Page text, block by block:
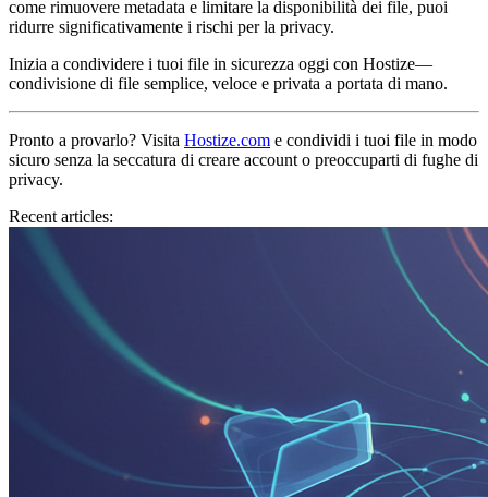
come rimuovere metadata e limitare la disponibilità dei file, puoi
ridurre significativamente i rischi per la privacy.
Inizia a condividere i tuoi file in sicurezza oggi con Hostize—
condivisione di file semplice, veloce e privata a portata di mano.
Pronto a provarlo? Visita Hostize.com e condividi i tuoi file in modo
sicuro senza la seccatura di creare account o preoccuparti di fughe di
privacy.
Recent articles: